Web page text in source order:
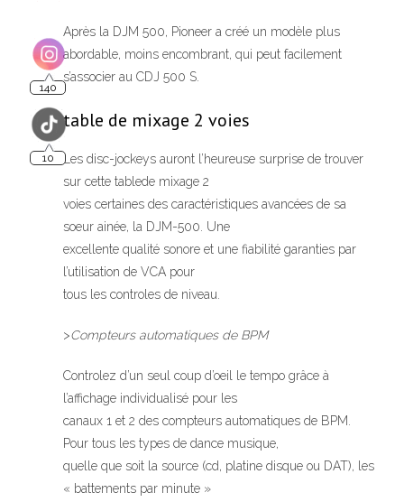
Après la DJM 500, Pioneer a créé un modèle plus
abordable, moins encombrant, qui peut facilement
s’associer au CDJ 500 S.
table de mixage 2 voies
Les disc-jockeys auront l’heureuse surprise de trouver
sur cette tablede mixage 2
voies certaines des caractéristiques avancées de sa
soeur ainée, la DJM-500. Une
excellente qualité sonore et une fiabilité garanties par
l’utilisation de VCA pour
tous les controles de niveau.
>Compteurs automatiques de BPM
Controlez d’un seul coup d’oeil le tempo grâce à
l’affichage individualisé pour les
canaux 1 et 2 des compteurs automatiques de BPM.
Pour tous les types de dance musique,
quelle que soit la source (cd, platine disque ou DAT), les
« battements par minute »
10